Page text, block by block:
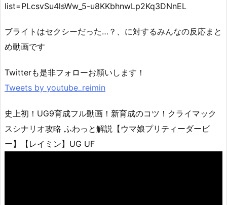
list=PLcsvSu4lsWw_5-u8KKbhnwLp2Kq3DNnEL
ブライトはセクシーだった…？、に対するみんなの反応まと
め動画です
Twitterも是非フォローお願いします！
Tweets by youtube_reimin
史上初！UG9育成フル動画！新育成のコツ！クライマック
スシナリオ攻略 ふわっと解説【ウマ娘プリティーダービ
ー】【レイミン】UG UF